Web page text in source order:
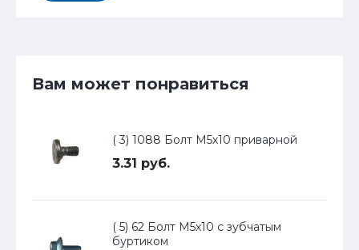
Вам может понравиться
( 3) 1088 Болт М5х10 приварной
3.31 руб.
( 5) 62 Болт М5х10 с зубчатым
буртиком